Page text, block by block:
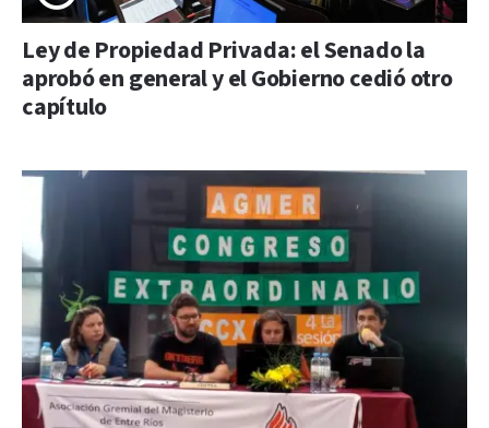
Ley de Propiedad Privada: el Senado la
aprobó en general y el Gobierno cedió otro
capítulo